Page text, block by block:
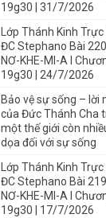
19g30 | 31/7/2026
Lớp Thánh Kinh
ĐC Stephano Bài
NƠ-KHE-MI-A I
19g30 | 24/7/2026
Bảo vệ sự sống – lời
của Đức Thánh Cha
một thế giới còn
dọa đối với sự sống
Lớp Thánh Kinh
ĐC Stephano Bài
NƠ-KHE-MI-A I
19g30 | 17/7/2026